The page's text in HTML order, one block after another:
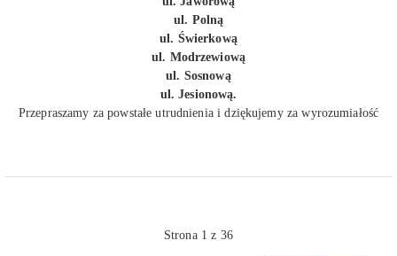
ul. Polną
ul. Świerkową
ul. Modrzewiową
ul. Sosnową
ul. Jesionową.
Przepraszamy za powstałe utrudnienia i dziękujemy za wyrozumiałość
Strona 1 z 36